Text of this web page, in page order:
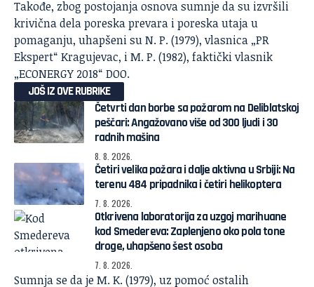
Takođe, zbog postojanja osnova sumnje da su izvršili
krivična dela poreska prevara i poreska utaja u
pomaganju, uhapšeni su N. P. (1979), vlasnica „PR
Ekspert“ Kragujevac, i M. P. (1982), faktički vlasnik
„ECONERGY 2018“ DOO.
JOŠ IZ OVE RUBRIKE
Četvrti dan borbe sa požarom na Deliblatskoj
peščari: Angažovano više od 300 ljudi i 30
radnih mašina
8. 8. 2026.
Četiri velika požara i dalje aktivna u Srbiji: Na
terenu 484 pripadnika i četiri helikoptera
7. 8. 2026.
Otkrivena laboratorija za uzgoj marihuane
kod Smedereva: Zaplenjeno oko pola tone
droge, uhapšeno šest osoba
7. 8. 2026.
Sumnja se da je M. K. (1979), uz pomoć ostalih